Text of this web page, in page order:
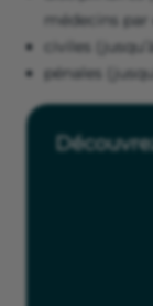
médecins par
civiles
pénales